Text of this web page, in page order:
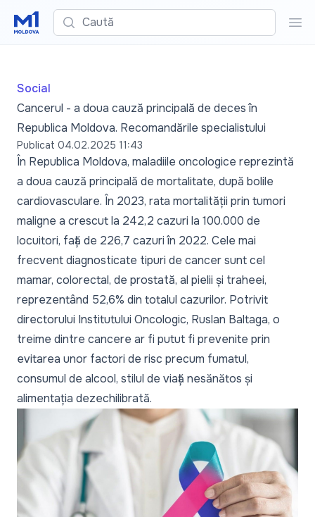
Caută
Social
Cancerul - a doua cauză principală de deces în
Republica Moldova. Recomandările specialistului
Publicat 04.02.2025 11:43
În Republica Moldova, maladiile oncologice reprezintă
a doua cauză principală de mortalitate, după bolile
cardiovasculare. În 2023, rata mortalității prin tumori
maligne a crescut la 242,2 cazuri la 100.000 de
locuitori, față de 226,7 cazuri în 2022. Cele mai
frecvent diagnosticate tipuri de cancer sunt cel
mamar, colorectal, de prostată, al pielii și traheei,
reprezentând 52,6% din totalul cazurilor. Potrivit
directorului Institutului Oncologic, Ruslan Baltaga, o
treime dintre cancere ar fi putut fi prevenite prin
evitarea unor factori de risc precum fumatul,
consumul de alcool, stilul de viață nesănătos și
alimentația dezechilibrată.